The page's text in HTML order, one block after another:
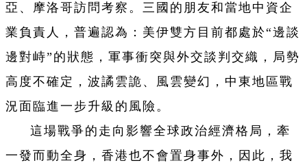
亞、摩洛哥訪問考察。三國的朋友和當地中資企
業負責人，普遍認為：美伊雙方目前都處於“邊談
邊對峙”的狀態，軍事衝突與外交談判交織，局勢
高度不確定，波譎雲詭、風雲變幻，中東地區戰
況面臨進一步升級的風險。
這場戰爭的走向影響全球政治經濟格局，牽
一發而動全身，香港也不會置身事外，因此，我